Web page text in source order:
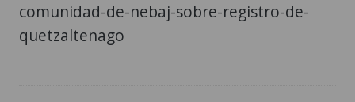
comunidad-de-nebaj-sobre-registro-de-
quetzaltenago